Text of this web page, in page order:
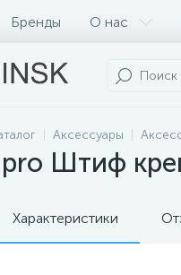
Бренды О нас
Аксессуары
Штиф
Характеристики